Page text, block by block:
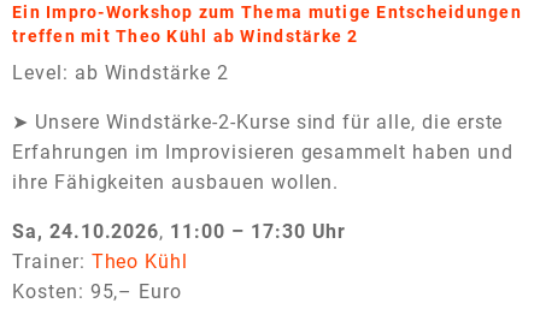
Ein Impro-Workshop zum Thema mutige Entscheidungen
treffen mit Theo Kühl ab Windstärke 2
Level: ab Windstärke 2
➤ Unsere Windstärke-2-Kurse sind für alle, die erste
Erfahrungen im Improvisieren gesammelt haben und
ihre Fähigkeiten ausbauen wollen.
Sa, 24.10.2026, 11:00 – 17:30 Uhr
Trainer: Theo Kühl
Kosten: 95,– Euro